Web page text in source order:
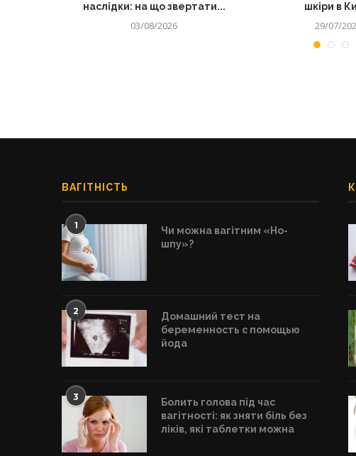
наслідки: на що звертати...
03/08/2026
шкіри в
29/07/
ВАГІТНІСТЬ
1
Чи можна вагітним «Но-
шпу»?
2
Домашний тест на
беременность с помощью
йода
3
Болить голова під час
вагітності: як зняти біль без
ліків, які таблетки можна